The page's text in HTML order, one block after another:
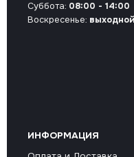
ИНФОРМАЦИЯ
Суббота: 08:00 - 14:00
Воскресенье: выходной